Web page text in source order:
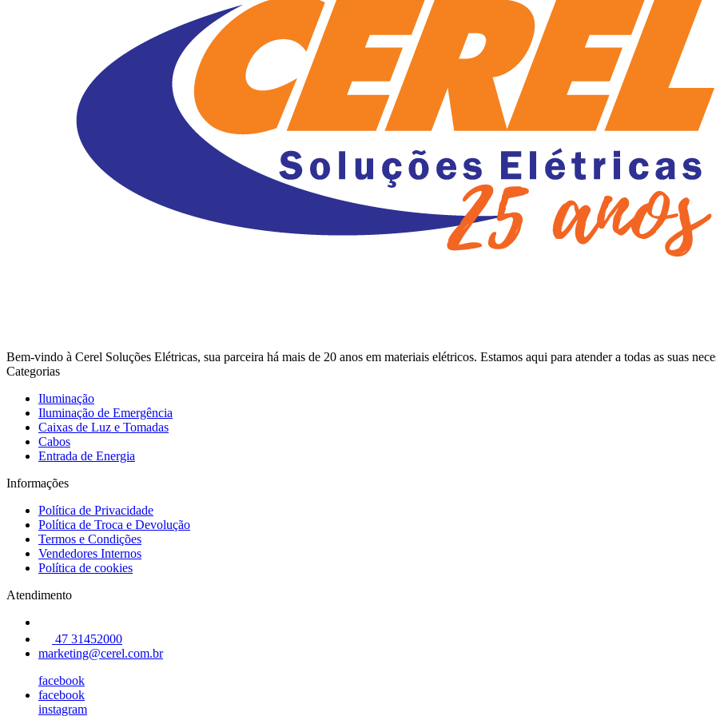
Bem-vindo à Cerel Soluções Elétricas, sua parceira há mais de 20 anos em materiais elétricos. Estamos aqui para atender a todas as suas
Categorias
Iluminação
Iluminação de Emergência
Caixas de Luz e Tomadas
Cabos
Entrada de Energia
Informações
Política de Privacidade
Política de Troca e Devolução
Termos e Condições
Vendedores Internos
Política de cookies
Atendimento
47 31452000
marketing@cerel.com.br
facebook
facebook
instagram